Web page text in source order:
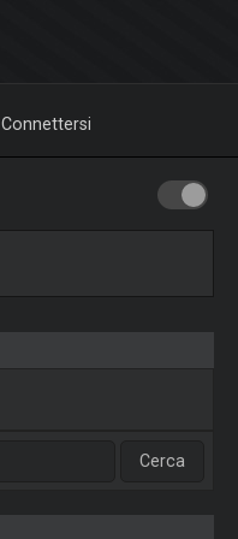
Connettersi